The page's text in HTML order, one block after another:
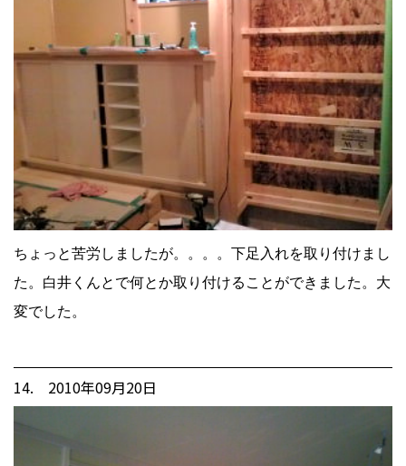
ちょっと苦労しましたが。。。。下足入れを取り付けまし
た。白井くんとで何とか取り付けることができました。大
変でした。
14. 2010年09月20日